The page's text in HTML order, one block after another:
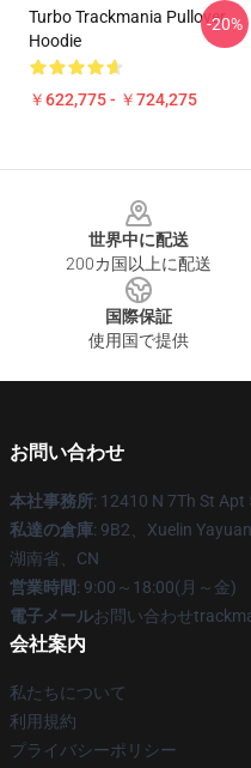
Turbo Trackmania Pullover
Hoodie
￥622,775 - ￥724,275
-20%
世界中に配送
200カ国以上に配送
国際保証
使用国で提供
お問い合わせ
本社事務所: 12410 N 7Th St
私達の倉庫: 9B2、Xuelin
湖南省、CN
営業時間: 9:00～18:00(月～金)
電子メールお問い合わせ
会社案内
私たちについて
利用規約
プライバシーポリシー